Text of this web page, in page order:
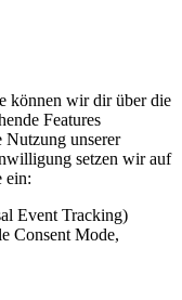
können wir dir über die
Features
Nutzung unserer
setzen wir auf
ein:
Event Tracking)
Consent Mode,